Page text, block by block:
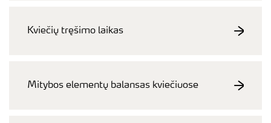
Kviečių tręšimo laikas
Mitybos elementų balansas kviečiuose